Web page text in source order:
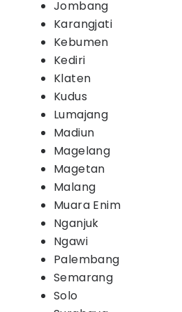
Jombang
Karangjati
Kebumen
Kediri
Klaten
Kudus
Lumajang
Madiun
Magelang
Magetan
Malang
Muara Enim
Nganjuk
Ngawi
Palembang
Semarang
Solo